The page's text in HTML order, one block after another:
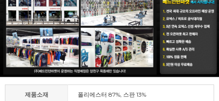
제품소재 폴리에스터 87%, 스판 13%